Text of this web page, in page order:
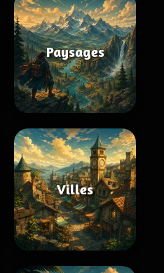
Paysages
Villes